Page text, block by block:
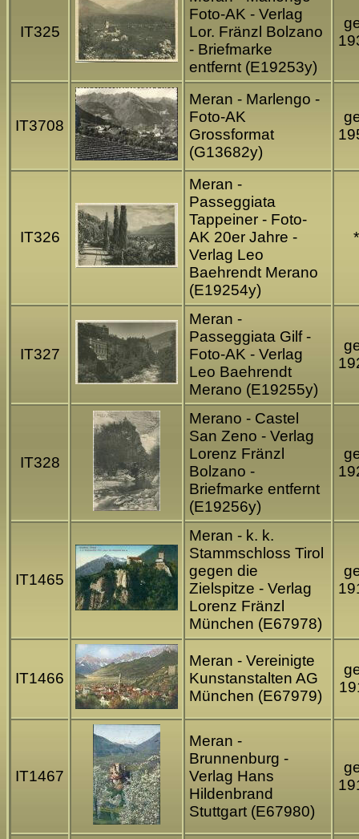
IT325
Foto-AK - Verlag
Lor. Fränzl Bolzano
- Briefmarke
entfernt (E19253y)
IT3708
Meran - Marlengo -
Foto-AK
Grossformat
(G13682y)
IT326
Meran -
Passeggiata
Tappeiner - Foto-
AK 20er Jahre -
Verlag Leo
Baehrendt Merano
(E19254y)
*
IT327
Meran -
Passeggiata Gilf -
Foto-AK - Verlag
Leo Baehrendt
Merano (E19255y)
IT328
Merano - Castel
San Zeno - Verlag
Lorenz Fränzl
Bolzano -
Briefmarke entfernt
(E19256y)
IT1465
Meran - k. k.
Stammschloss Tirol
gegen die
Zielspitze - Verlag
Lorenz Fränzl
München (E67978)
IT1466
Meran - Vereinigte
Kunstanstalten AG
München (E67979)
IT1467
Meran -
Brunnenburg -
Verlag Hans
Hildenbrand
Stuttgart (E67980)